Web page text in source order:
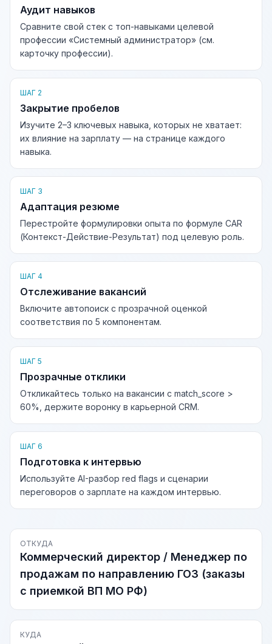
Аудит навыков
Сравните свой стек с топ-навыками целевой
профессии «Системный администратор» (см.
карточку профессии).
ШАГ 2
Закрытие пробелов
Изучите 2–3 ключевых навыка, которых не хватает:
их влияние на зарплату — на странице каждого
навыка.
ШАГ 3
Адаптация резюме
Перестройте формулировки опыта по формуле CAR
(Контекст-Действие-Результат) под целевую роль.
ШАГ 4
Отслеживание вакансий
Включите автопоиск с прозрачной оценкой
соответствия по 5 компонентам.
ШАГ 5
Прозрачные отклики
Откликайтесь только на вакансии с match_score >
60%, держите воронку в карьерной CRM.
ШАГ 6
Подготовка к интервью
Используйте AI-разбор red flags и сценарии
переговоров о зарплате на каждом интервью.
ОТКУДА
Коммерческий директор / Менеджер по
продажам по направлению ГОЗ (заказы
с приемкой ВП МО РФ)
КУДА